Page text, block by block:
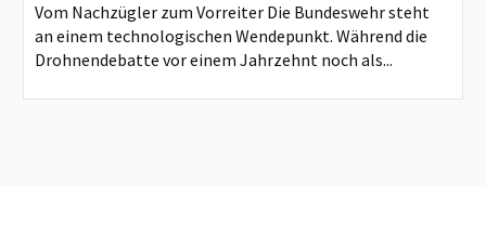
Vom Nachzügler zum Vorreiter Die Bundeswehr steht
an einem technologischen Wendepunkt. Während die
Drohnendebatte vor einem Jahrzehnt noch als...